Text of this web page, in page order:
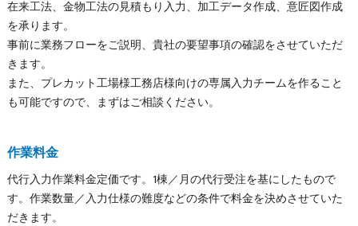
在来工法、金物工法の見積もり入力、加工データ作成、意匠図作成
を承ります。
事前に業務フローをご説明、貴社の要望事項の確認をさせていただ
きます。
また、プレカット工場様工務店様向けの専属入力チームを作ること
も可能ですので、まずはご相談ください。
作業料金
代行入力作業料金定価です。1棟／月の代行受注を基にしたもので
す。作業数量／入力仕様の難度などの条件で料金を決めさせていた
だきます。